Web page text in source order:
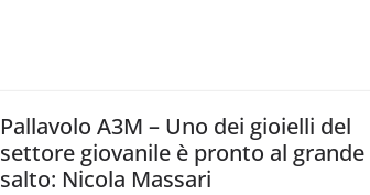
Pallavolo A3M – Uno dei gioielli del
settore giovanile è pronto al grande
salto: Nicola Massari